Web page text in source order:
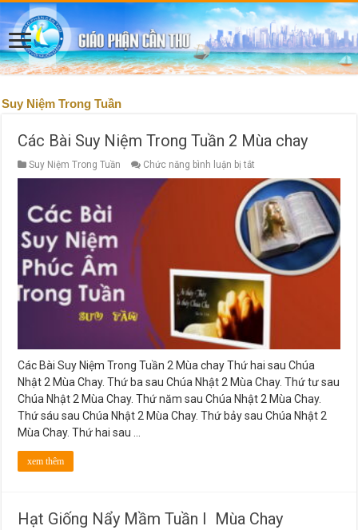
Suy Niệm Trong Tuần
Các Bài Suy Niệm Trong Tuần 2 Mùa chay
Suy Niệm Trong Tuần Chức năng bình luận bị tắt
Bài
Suy
Niệm
Trong
Tuần
Mùa
chay
Các Bài Suy Niệm Trong Tuần 2 Mùa chay Thứ hai sau Chúa
Nhật 2 Mùa Chay. Thứ ba sau Chúa Nhật 2 Mùa Chay. Thứ tư sau
Chúa Nhật 2 Mùa Chay. Thứ năm sau Chúa Nhật 2 Mùa Chay.
Thứ sáu sau Chúa Nhật 2 Mùa Chay. Thứ bảy sau Chúa Nhật 2
Mùa Chay. Thứ hai sau …
xem thêm
Hạt Giống Nẩy Mầm Tuần I Mùa Chay